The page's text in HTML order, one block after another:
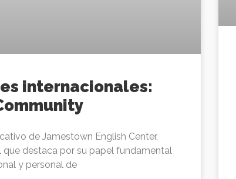
internacionales:
de Jamestown English Center,
que destaca por su papel fundamental
y personal de